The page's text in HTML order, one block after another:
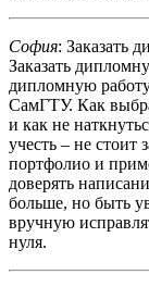
София: Заказать
Заказать
дипломную
СамГТУ. Как
и как не
учесть – не стоит
портфолио и
доверять
больше, но быть
вручную
нуля.